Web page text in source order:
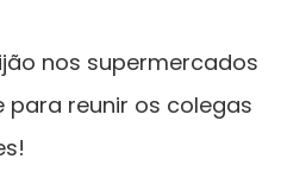
nos supermercados
reunir os colegas